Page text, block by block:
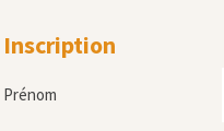
Inscription
Prénom